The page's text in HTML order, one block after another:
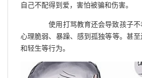
自己不配得到爱，害怕被骗和伤害。
使用打骂教育还会导致孩子不
心理脆弱、暴躁、感到孤独等等。甚
和轻生等行为。